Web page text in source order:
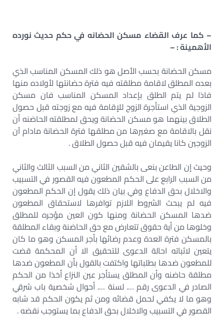
– كما عرف القضاء مسكن الحضانه في حكم حديث نورده
الأهمينة : –
مسکن الحضانة بحسب الأصل هو ذلك المسكن المناسب الذي
بعده المطلق لاقامة مطلقته فيه فترة حضانتها لأولاده منها
فاذا لم يتم الطلق بإعداد المسكن المناسب فان مسکن
الزوجية الذي استأجرة الزوج للإقامة فيه مع زوجته قبل حصول
الطلاق بينهما هو مسكن الحضانة ويحق لمطلقته الحاضنه أن
نقل بالاقامة مع صغيرها من مطلقها فترة الحضانة مادام آن
الزوجين كانا يقيمان فيه قبل حصول الطلاق .
وحيث إن الطاعن بنعی بالشقين الثاني من السبب الثالث والثاني
من السبب الرابع على الحكم المطعون فيه القصور في التسبيب
والاخلال بحق الدفاع وفي بيان ذلك يقول إن الحكم المطعون
فيه لم يبحث الشروط اللازم توافرها لاستحقاق المطعون
ضدها المسكن الحضانة ومنها كون العين مؤجره للمطلق
وخلوها من أية حقوق تتعارض مع حق الحاضنة وبقاء المطلقة
بالمسكن فترة العدة وعدم رضائها بأجر المسكن وهو ما كان
يتعين لاثباته احالة الدعوى للتحقيق الا أن المحكمة قضت
للمطعون ضدها بطلباتها واكتفت بالقول بأن المطعون ضدها
مطلقة حاضنه وأن المطلق يستأجر عين النزاع أخذا من الحكم
الصادر في الدعوى رقم …. لسنة …. أحوال شخصية باب شرقي
وهو ما لا يكفي لحمل قضائه ومن ثم يكون الحكم قد شابه
القصور في التسبيب والاخلال بحق الدفاع بما يستوجب نقضه .